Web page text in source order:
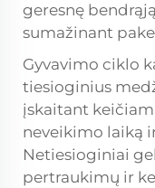
geresnę
sumažinant
Gyvavimo ciklo
tiesioginius
įskaitant
neveikimo laiką
Netiesioginiai
pertraukimų ir